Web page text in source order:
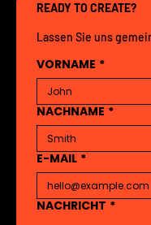
READY TO CREATE?
Lassen Sie uns
VORNAME *
NACHNAME *
E-MAIL *
NACHRICHT *